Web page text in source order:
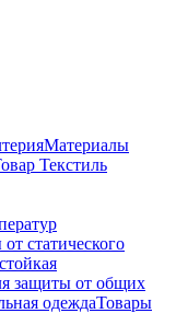
Материалы
Текстиль
статического
защиты от общих
одеждаТовары